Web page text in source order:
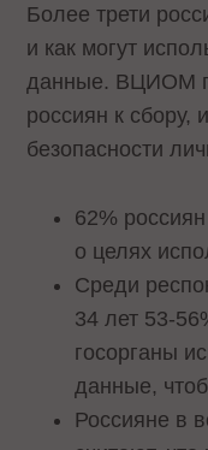
Более трети
и как могут
данные. ВЦИОМ
россиян к сбору,
безопасности
62%
о целях
Среди
34 лет 53-
госорганы
данные,
Россияне в